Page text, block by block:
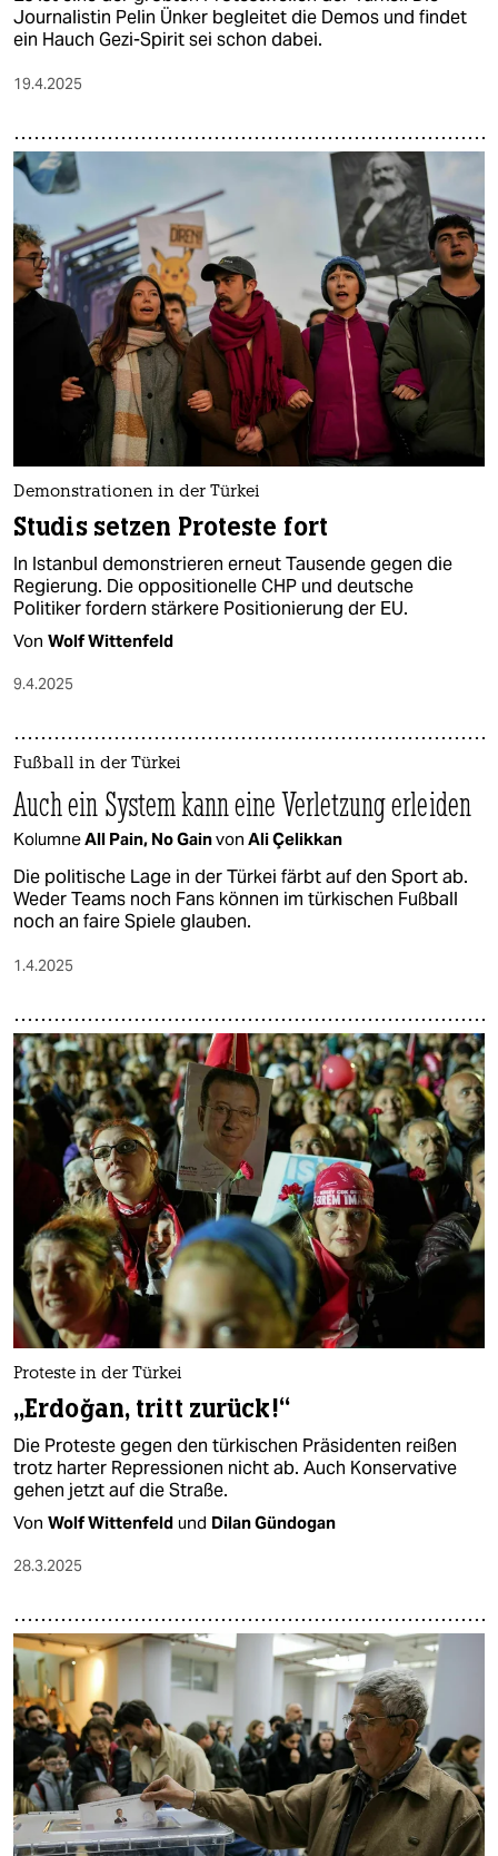
Journalistin Pelin Ünker begleitet die Demos und findet
ein Hauch Gezi-Spirit sei schon dabei.
19.4.2025
Demonstrationen in der Türkei
Studis setzen Proteste fort
In Istanbul demonstrieren erneut Tausende gegen die
Regierung. Die oppositionelle CHP und deutsche
Politiker fordern stärkere Positionierung der EU.
Von Wolf Wittenfeld
9.4.2025
Fußball in der Türkei
Auch ein System kann eine Verletzung erleiden
KolumneAll Pain, No Gainvon Ali Çelikkan
Die politische Lage in der Türkei färbt auf den Sport ab.
Weder Teams noch Fans können im türkischen Fußball
noch an faire Spiele glauben.
1.4.2025
Proteste in der Türkei
„Erdoğan, tritt zurück!“
Die Proteste gegen den türkischen Präsidenten reißen
trotz harter Repressionen nicht ab. Auch Konservative
gehen jetzt auf die Straße.
Von Wolf Wittenfeld und Dilan Gündogan
28.3.2025